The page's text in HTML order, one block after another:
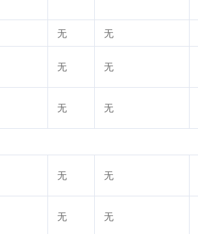
无 无
无 无
无 无
无 无
无 无